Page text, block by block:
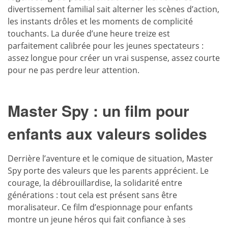
divertissement familial sait alterner les scènes d’action,
les instants drôles et les moments de complicité
touchants. La durée d’une heure treize est
parfaitement calibrée pour les jeunes spectateurs :
assez longue pour créer un vrai suspense, assez courte
pour ne pas perdre leur attention.
Master Spy : un film pour
enfants aux valeurs solides
Derrière l’aventure et le comique de situation, Master
Spy porte des valeurs que les parents apprécient. Le
courage, la débrouillardise, la solidarité entre
générations : tout cela est présent sans être
moralisateur. Ce film d’espionnage pour enfants
montre un jeune héros qui fait confiance à ses